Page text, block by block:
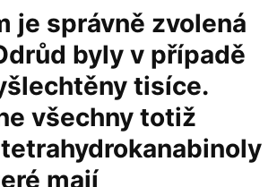
je správně zvolená
byly v případě
tisíce.
všechny totiž
mají